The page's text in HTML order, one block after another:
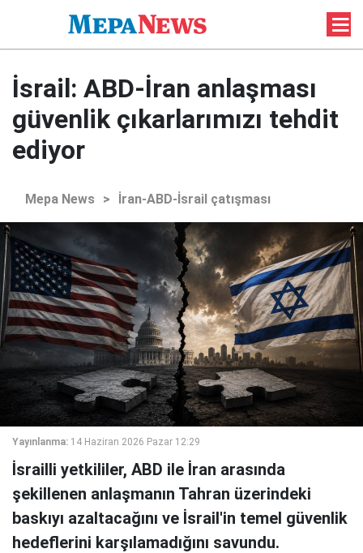
İsrail: ABD-İran anlaşması
güvenlik çıkarlarımızı tehdit
ediyor
Mepa News > İran-ABD-İsrail çatışması
Yayınlanma: 14 Haziran 2026 Pazar 12:29
İsrailli yetkililer, ABD ile İran arasında
şekillenen anlaşmanın Tahran üzerindeki
baskıyı azaltacağını ve İsrail'in temel güvenlik
hedeflerini karşılamadığını savundu.